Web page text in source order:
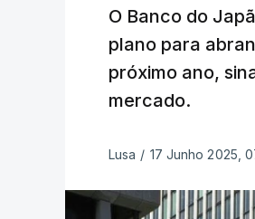
O Banco do
plano para
próximo ano,
mercado.
Lusa / 17 Junho 2025,